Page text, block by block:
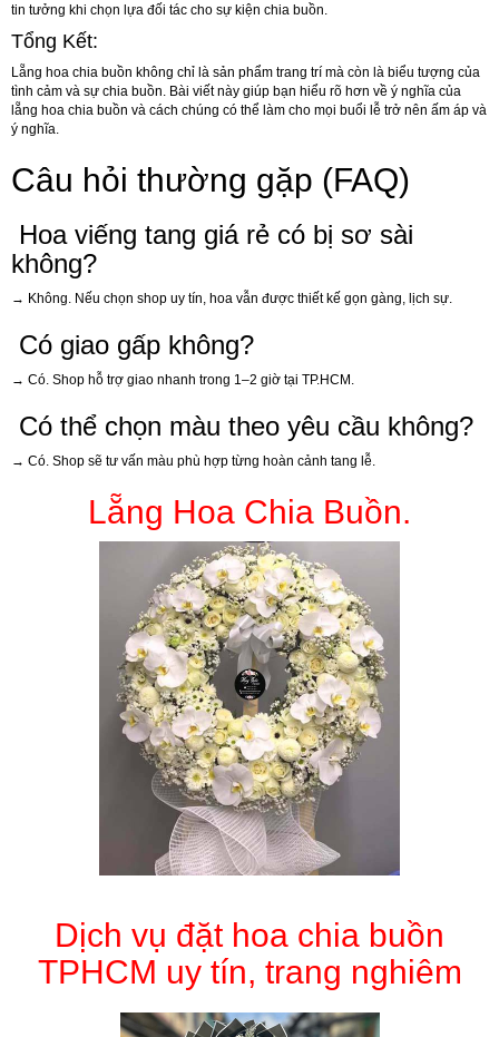
tin tưởng khi chọn lựa đối tác cho sự kiện chia buồn.
Tổng Kết:
Lẵng hoa chia buồn không chỉ là sản phẩm trang trí mà còn là biểu tượng của
tình cảm và sự chia buồn. Bài viết này giúp bạn hiểu rõ hơn về ý nghĩa của
lẵng hoa chia buồn và cách chúng có thể làm cho mọi buổi lễ trở nên ấm áp và
ý nghĩa.
Câu hỏi thường gặp (FAQ)
Hoa viếng tang giá rẻ có bị sơ sài
không?
→ Không. Nếu chọn shop uy tín, hoa vẫn được thiết kế gọn gàng, lịch sự.
Có giao gấp không?
→ Có. Shop hỗ trợ giao nhanh trong 1–2 giờ tại TP.HCM.
Có thể chọn màu theo yêu cầu không?
→ Có. Shop sẽ tư vấn màu phù hợp từng hoàn cảnh tang lễ.
Lẵng Hoa Chia Buồn.
Dịch vụ đặt hoa chia buồn
TPHCM uy tín, trang nghiêm